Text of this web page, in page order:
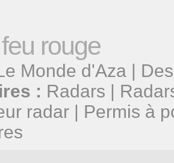
rouge
Monde d'Aza |
: Radars |
radar | Permis à